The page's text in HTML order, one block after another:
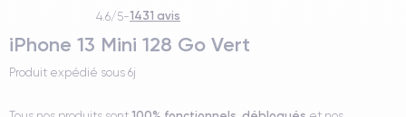
4.6/5-1431 avis
iPhone 13 Mini 128 Go Vert
Produit expédié sous 6j